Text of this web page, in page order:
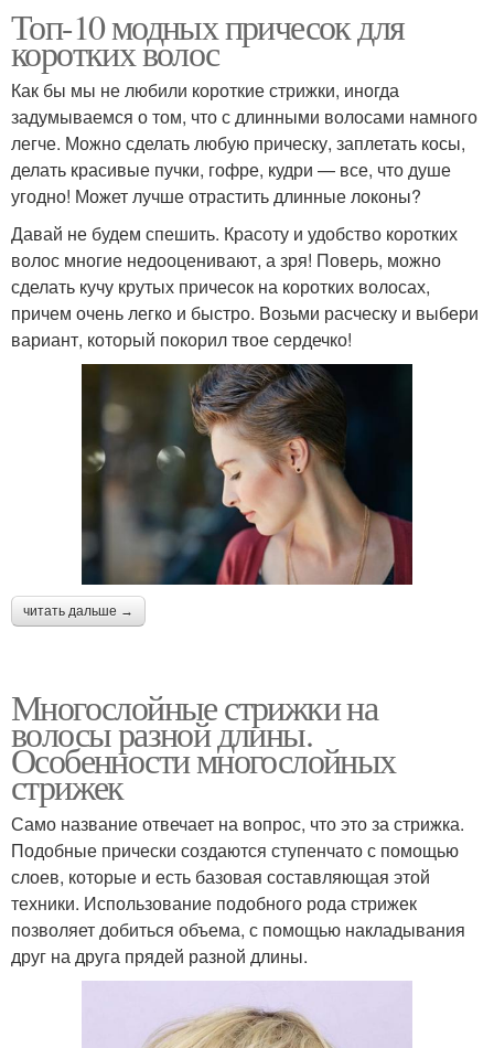
Топ-10 модных причесок для
коротких волос
Как бы мы не любили короткие стрижки, иногда
задумываемся о том, что с длинными волосами намного
легче. Можно сделать любую прическу, заплетать косы,
делать красивые пучки, гофре, кудри — все, что душе
угодно! Может лучше отрастить длинные локоны?
Давай не будем спешить. Красоту и удобство коротких
волос многие недооценивают, а зря! Поверь, можно
сделать кучу крутых причесок на коротких волосах,
причем очень легко и быстро. Возьми расческу и выбери
вариант, который покорил твое сердечко!
читать дальше →
Многослойные стрижки на
волосы разной длины.
Особенности многослойных
стрижек
Само название отвечает на вопрос, что это за стрижка.
Подобные прически создаются ступенчато с помощью
слоев, которые и есть базовая составляющая этой
техники. Использование подобного рода стрижек
позволяет добиться объема, с помощью накладывания
друг на друга прядей разной длины.